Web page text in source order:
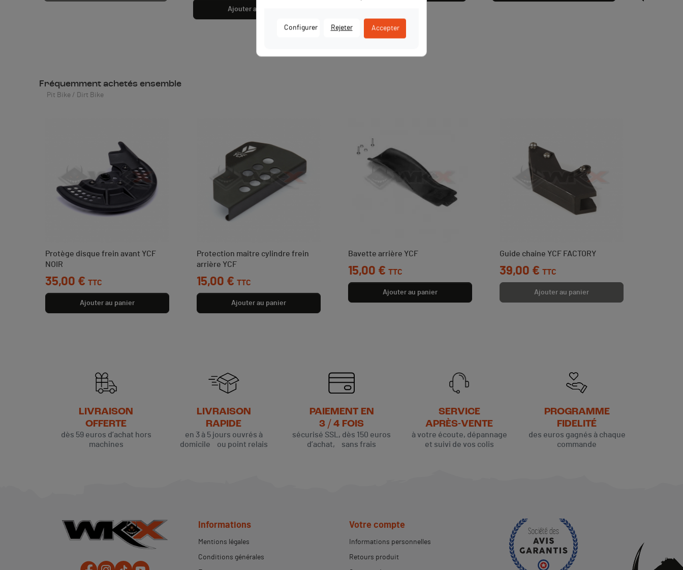
Ajouter au panier
Fréquemment achetés ensemble
Pit Bike / Dirt Bike
Protège disque frein avant YCF
NOIR
Prix
35,00 € TTC
Ajouter au panier
Protection maitre cylindre frein
arrière YCF
Prix
15,00 € TTC
Ajouter au panier
Bavette arrière YCF
Prix
15,00 € TTC
Ajouter au panier
Guide chaine YCF FACTORY
Prix
39,00 € TTC
Ajouter au panier
LIVRAISON
OFFERTE
dès 59 euros d’achat hors
machines
LIVRAISON
RAPIDE
en 3 à 5 jours ouvrés à
domicile ou point relais
PAIEMENT EN
3 / 4 FOIS
sécurisé SSL, dès 150 euros
d’achat, sans frais
SERVICE
APRÈS-VENTE
à votre écoute, dépannage
et suivi de vos colis
PROGRAMME
FIDELITÉ
des euros gagnés à chaque
commande
Informations
Mentions légales
Conditions générales
Votre compte
Informations personnelles
Retours produit
Configurer Rejeter Accepter